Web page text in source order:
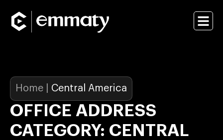
Home Central America
OFFICE ADDRESS
CATEGORY: CENTRAL